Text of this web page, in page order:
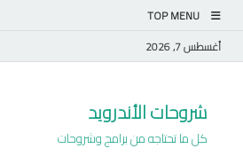
TOP MENU
أغسطس 7, 2026
شروحات الأندرويد
كل ما تحتاجه من برامج وشروحات